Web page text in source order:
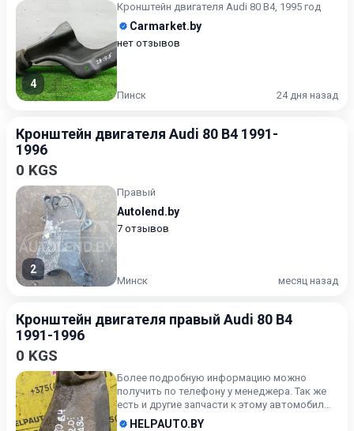
4
Кронштейн двигателя Audi 80 B4, 1995 год
Carmarket.by
нет отзывов
Пинск 24 дня назад
Кронштейн двигателя Audi 80 B4 1991-
1996
0 KGS
2
Правый
Autolend.by
7 отзывов
Минск месяц назад
Кронштейн двигателя правый Audi 80 B4
1991-1996
0 KGS
Более подробную информацию можно
получить по телефону у менеджера. Так же
есть и другие запчасти к этому автомобилю!
БУДЬТЕ ГОТОВЫ НАЗВАТЬ А...
HELPAUTO.BY